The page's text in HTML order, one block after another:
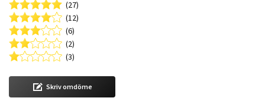
(27)
(12)
(6)
(2)
(3)
Skriv omdöme